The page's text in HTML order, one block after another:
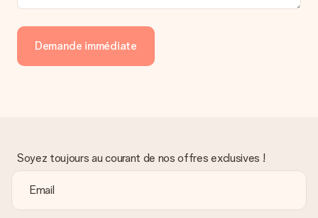
Demande immédiate
Soyez toujours au courant de nos offres exclusives !